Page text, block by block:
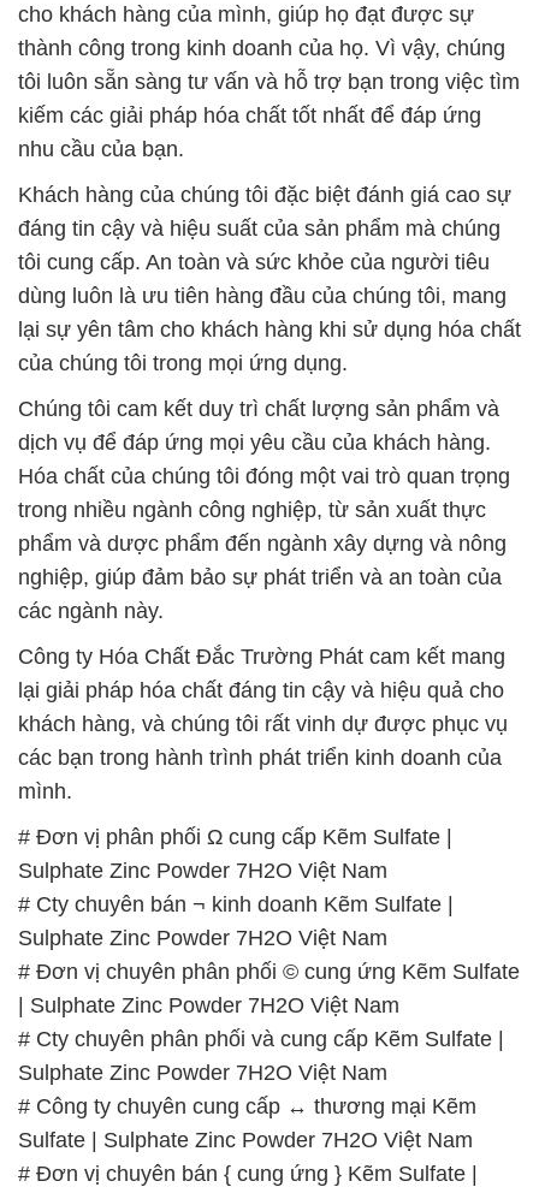
cho khách hàng của mình, giúp họ đạt được sự
thành công trong kinh doanh của họ. Vì vậy, chúng
tôi luôn sẵn sàng tư vấn và hỗ trợ bạn trong việc tìm
kiếm các giải pháp hóa chất tốt nhất để đáp ứng
nhu cầu của bạn.
Khách hàng của chúng tôi đặc biệt đánh giá cao sự
đáng tin cậy và hiệu suất của sản phẩm mà chúng
tôi cung cấp. An toàn và sức khỏe của người tiêu
dùng luôn là ưu tiên hàng đầu của chúng tôi, mang
lại sự yên tâm cho khách hàng khi sử dụng hóa chất
của chúng tôi trong mọi ứng dụng.
Chúng tôi cam kết duy trì chất lượng sản phẩm và
dịch vụ để đáp ứng mọi yêu cầu của khách hàng.
Hóa chất của chúng tôi đóng một vai trò quan trọng
trong nhiều ngành công nghiệp, từ sản xuất thực
phẩm và dược phẩm đến ngành xây dựng và nông
nghiệp, giúp đảm bảo sự phát triển và an toàn của
các ngành này.
Công ty Hóa Chất Đắc Trường Phát cam kết mang
lại giải pháp hóa chất đáng tin cậy và hiệu quả cho
khách hàng, và chúng tôi rất vinh dự được phục vụ
các bạn trong hành trình phát triển kinh doanh của
mình.
# Đơn vị phân phối Ω cung cấp Kẽm Sulfate |
Sulphate Zinc Powder 7H2O Việt Nam
# Cty chuyên bán ¬ kinh doanh Kẽm Sulfate |
Sulphate Zinc Powder 7H2O Việt Nam
# Đơn vị chuyên phân phối © cung ứng Kẽm Sulfate
| Sulphate Zinc Powder 7H2O Việt Nam
# Cty chuyên phân phối và cung cấp Kẽm Sulfate |
Sulphate Zinc Powder 7H2O Việt Nam
# Công ty chuyên cung cấp ↔ thương mại Kẽm
Sulfate | Sulphate Zinc Powder 7H2O Việt Nam
# Đơn vị chuyên bán { cung ứng } Kẽm Sulfate |